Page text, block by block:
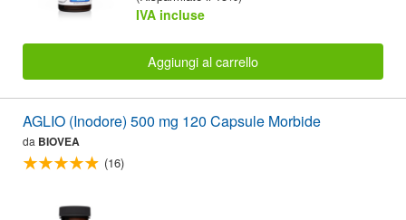
IVA incluse
Aggiungi al carrello
AGLIO (Inodore) 500 mg 120 Capsule Morbide
da BIOVEA
(16)